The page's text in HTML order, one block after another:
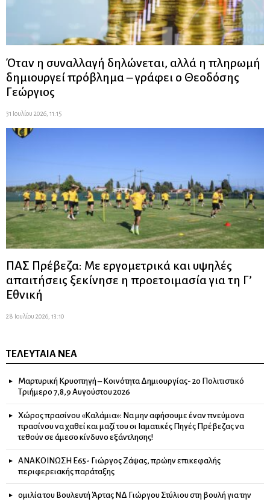
Όταν η συναλλαγή δηλώνεται, αλλά η πληρωμή
δημιουργεί πρόβλημα – γράφει ο Θεοδόσης
Γεώργιος
31 Ιουλίου 2026, 11:15
ΠΑΣ Πρέβεζα: Με εργομετρικά και υψηλές
απαιτήσεις ξεκίνησε η προετοιμασία για τη Γ’
Εθνική
28 Ιουλίου 2026, 13:10
ΤΕΛΕΥΤΑΊΑ ΝΈΑ
Μαρτυρική Κρυοπηγή – Κοινότητα Δημιουργίας- 2ο Πολιτιστικό
Τριήμερο 7,8,9 Αυγούστου 2026
Χώρος πρασίνου «Καλάμια»: Να μην αφήσουμε έναν πνεύμονα
πρασίνου να χαθεί και μαζί του οι Ιαματικές Πηγές Πρέβεζας να
τεθούν σε άμεσο κίνδυνο εξάντλησης!
ΑΝΑΚΟΙΝΩΣΗ Ε65- Γιώργος Ζάψας, πρώην επικεφαλής
περιφερειακής παράταξης
ομιλία του Βουλευτή Άρτας ΝΔ Γιώργου Στύλιου στη βουλή για την